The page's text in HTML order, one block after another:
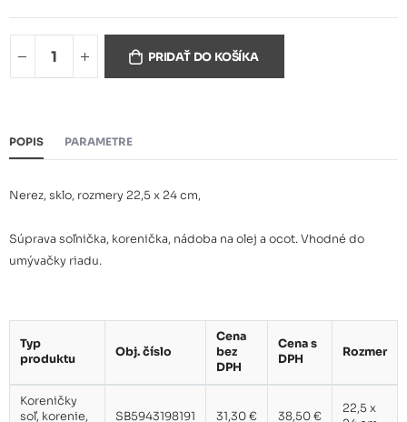
PRIDAŤ DO KOŠÍKA
POPIS PARAMETRE
Nerez, sklo, rozmery 22,5 x 24 cm,
Súprava soľnička, korenička, nádoba na olej a ocot. Vhodné do
umývačky riadu.
Typ
produktu
Obj. číslo
Cena
bez
DPH
Cena s
DPH
Rozmer
Koreničky
soľ, korenie,
SB5943198191 31,30 € 38,50 €
22,5 x